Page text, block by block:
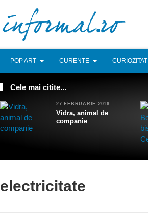
POP ART CURENTE CURIOZITATI
Cele mai citite...
27 FEBRUARIE 2016
Vidra, animal de
companie
electricitate